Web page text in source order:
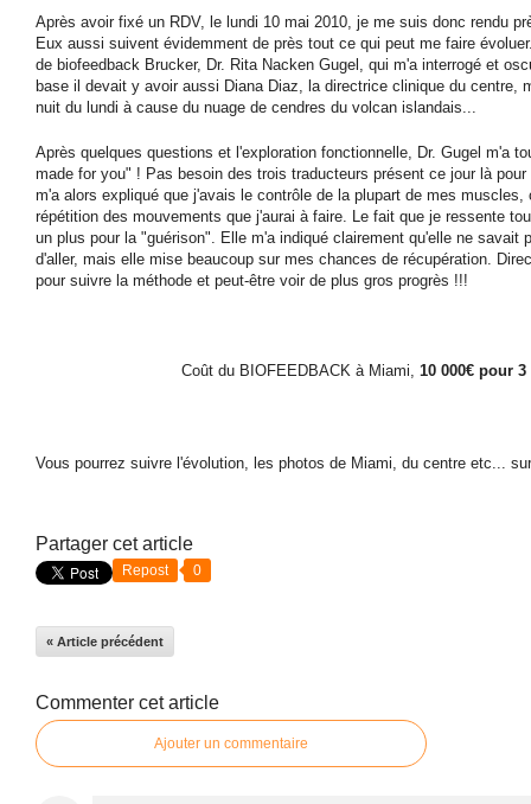
Après avoir fixé un RDV, le lundi 10 mai 2010, je me suis donc rendu
Eux aussi suivent évidemment de près tout ce qui peut me faire
de biofeedback Brucker, Dr. Rita Nacken Gugel, qui m'a interrogé et
base il devait y avoir aussi Diana Diaz, la directrice clinique du centre,
nuit du lundi à cause du nuage de cendres du volcan islandais...
Après quelques questions et l'exploration fonctionnelle, Dr. Gugel m'a
made for you" ! Pas besoin des trois traducteurs présent ce jour là
m'a alors expliqué que j'avais le contrôle de la plupart de mes
répétition des mouvements que j'aurai à faire. Le fait que je ressente
un plus pour la "guérison". Elle m'a indiqué clairement qu'elle ne savait
d'aller, mais elle mise beaucoup sur mes chances de récupération.
pour suivre la méthode et peut-être voir de plus gros progrès !!!
Coût du BIOFEEDBACK à Miami, 10 000€ pour
Vous pourrez suivre l'évolution, les photos de Miami, du centre etc...
Partager cet article
Repost 0
« Article précédent
Commenter cet article
Ajouter un commentaire